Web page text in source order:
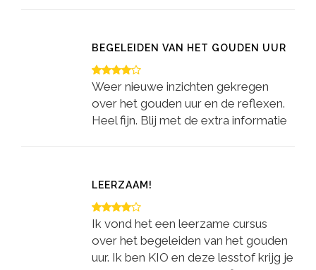
BEGELEIDEN VAN HET GOUDEN UUR
Weer nieuwe inzichten gekregen
over het gouden uur en de reflexen.
Heel fijn. Blij met de extra informatie
LEERZAAM!
Ik vond het een leerzame cursus
over het begeleiden van het gouden
uur. Ik ben KIO en deze lesstof krijg je